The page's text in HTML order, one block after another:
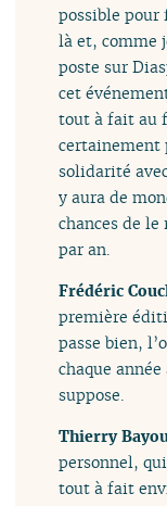
possible pour
là et, comme
poste sur
cet
tout à fait au
certainement
solidarité
y aura de
chances de
par an.
Frédéric
première
passe bien,
chaque
suppose.
Thierry
personnel,
tout à fait